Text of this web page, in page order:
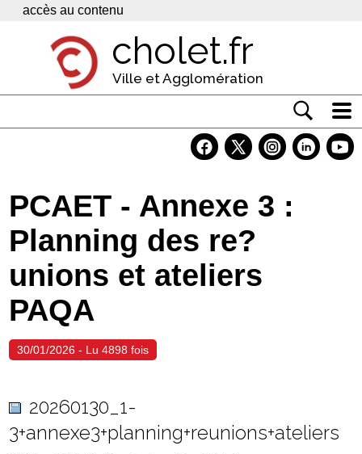
Panneau de gestion des cookies
accès au contenu
cholet.fr
Ville et Agglomération
Economie
Services
Contacts
PCAET - Annexe 3 :
Planning des re?
unions et ateliers
PAQA
30/01/2026 - Lu 4898 fois
20260130_1-
3+annexe3+planning+reunions+ateliers